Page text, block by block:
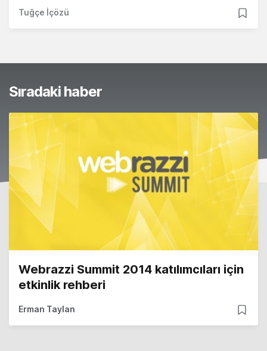
Tuğçe İçözü
Sıradaki haber
Webrazzi Summit 2014 katılımcıları için
etkinlik rehberi
Erman Taylan